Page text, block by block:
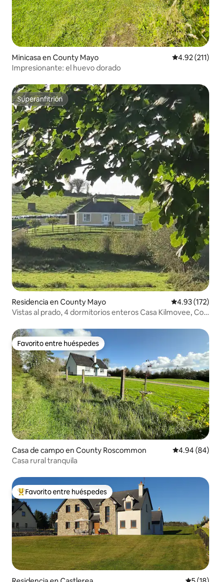
Minicasa en County Mayo Calificación
4.92 (211)
Impresionante: el huevo dorado
Superanfitrión
Superanfitrión
Residencia en County Mayo Calificación
4.93 (172)
Vistas al prado, 4 dormitorios enteros Casa Kilmovee, Co.
Favorito entre huéspedes
Favorito entre huéspedes
Casa de campo en County Roscommon Calificación
4.94 (84)
Casa rural tranquila
De los mejores en Favorito entre huéspedes
Favorito entre huéspedes